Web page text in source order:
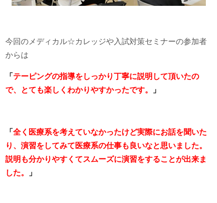
今回のメディカル☆カレッジや入試対策セミナーの参加者
からは
「 テーピングの指導をしっかり丁寧に説明して頂いたの
で、とても楽しくわかりやすかったです。
」
「全く医療系を考えていなかったけど実際にお話を聞いた
り、演習をしてみて医療系の仕事も良いなと思いました。
説明も分かりやすくてスムーズに演習をすることが出来ま
した。
」